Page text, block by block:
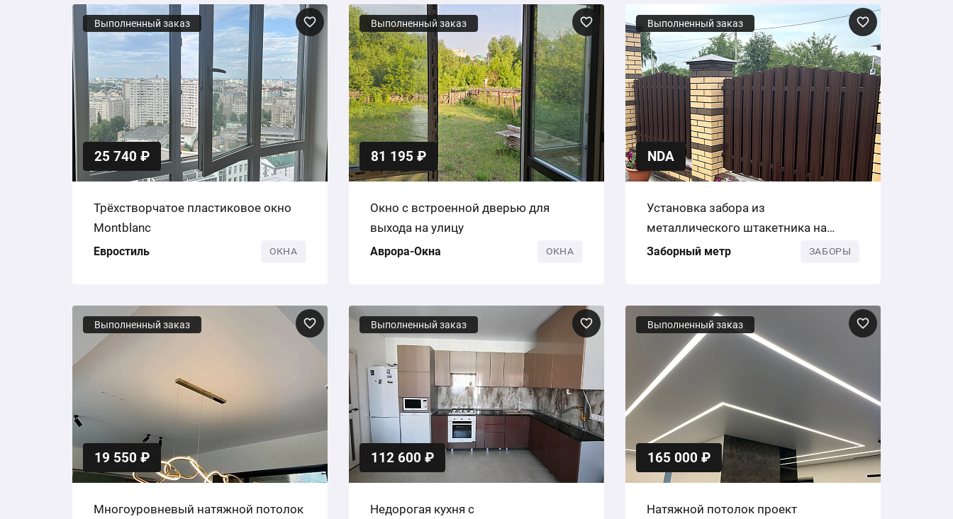
Выполненный заказ
25 740 ₽
Трёхстворчатое пластиковое окно
Montblanc
Евростиль ОКНА
Выполненный заказ
81 195 ₽
Окно с встроенной дверью для
выхода на улицу
Аврора-Окна ОКНА
Выполненный заказ
NDA
Установка забора из
металлического штакетника на
кирпичных столбах
Заборный метр ЗАБОРЫ
Выполненный заказ
19 550 ₽
Многоуровневый натяжной потолок
Выполненный заказ
112 600 ₽
Недорогая кухня с
Выполненный заказ
165 000 ₽
Натяжной потолок проект